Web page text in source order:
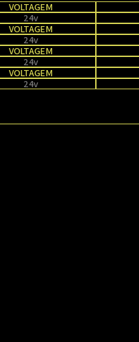
VOLTAGEM
24v
VOLTAGEM
24v
VOLTAGEM
24v
VOLTAGEM
24v